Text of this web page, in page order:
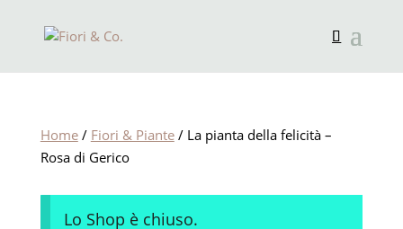
Home/ Fiori & Piante/ La pianta della felicità –
Rosa di Gerico
Lo Shop è chiuso.